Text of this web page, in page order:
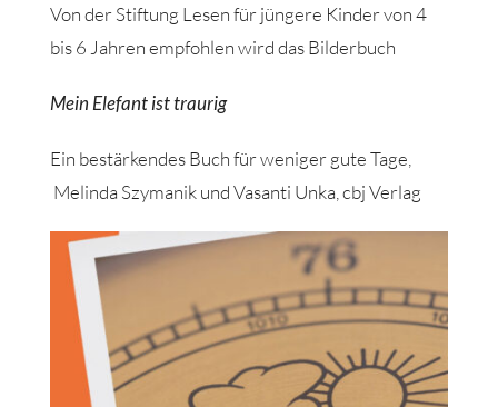
Von der Stiftung Lesen für jüngere Kinder von 4
bis 6 Jahren empfohlen wird das Bilderbuch
Mein Elefant ist traurig
Ein bestärkendes Buch für weniger gute Tage,
Melinda Szymanik und Vasanti Unka, cbj Verlag